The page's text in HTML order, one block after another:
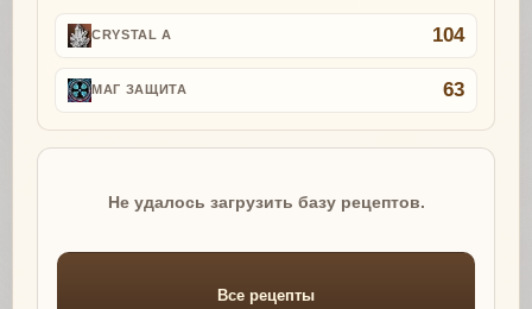
CRYSTAL A 104
МАГ ЗАЩИТА 63
Не удалось загрузить базу рецептов.
Все рецепты